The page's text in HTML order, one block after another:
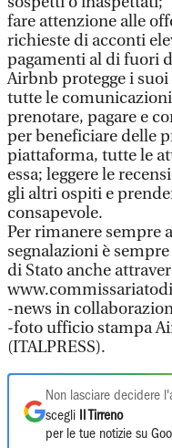
fare attenzione alle
richieste di acconti
pagamenti al di fuori
Airbnb protegge i
tutte le
prenotare, pagare e
per beneficiare delle
piattaforma, tutte le
essa; leggere le
gli altri ospiti e
consapevole.
Per rimanere sempre
segnalazioni è
di Stato anche
-news in
-foto ufficio stampa
(ITALPRESS).
Non lasciare decidere
scegli
Il Tirreno
per le tue notizie su